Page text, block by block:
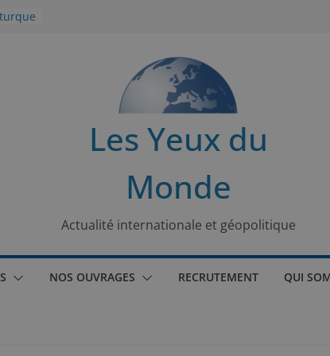
Les Yeux du
Monde
Actualité internationale et géopolitique
NOS OUVRAGES RECRUTEMENT QUI